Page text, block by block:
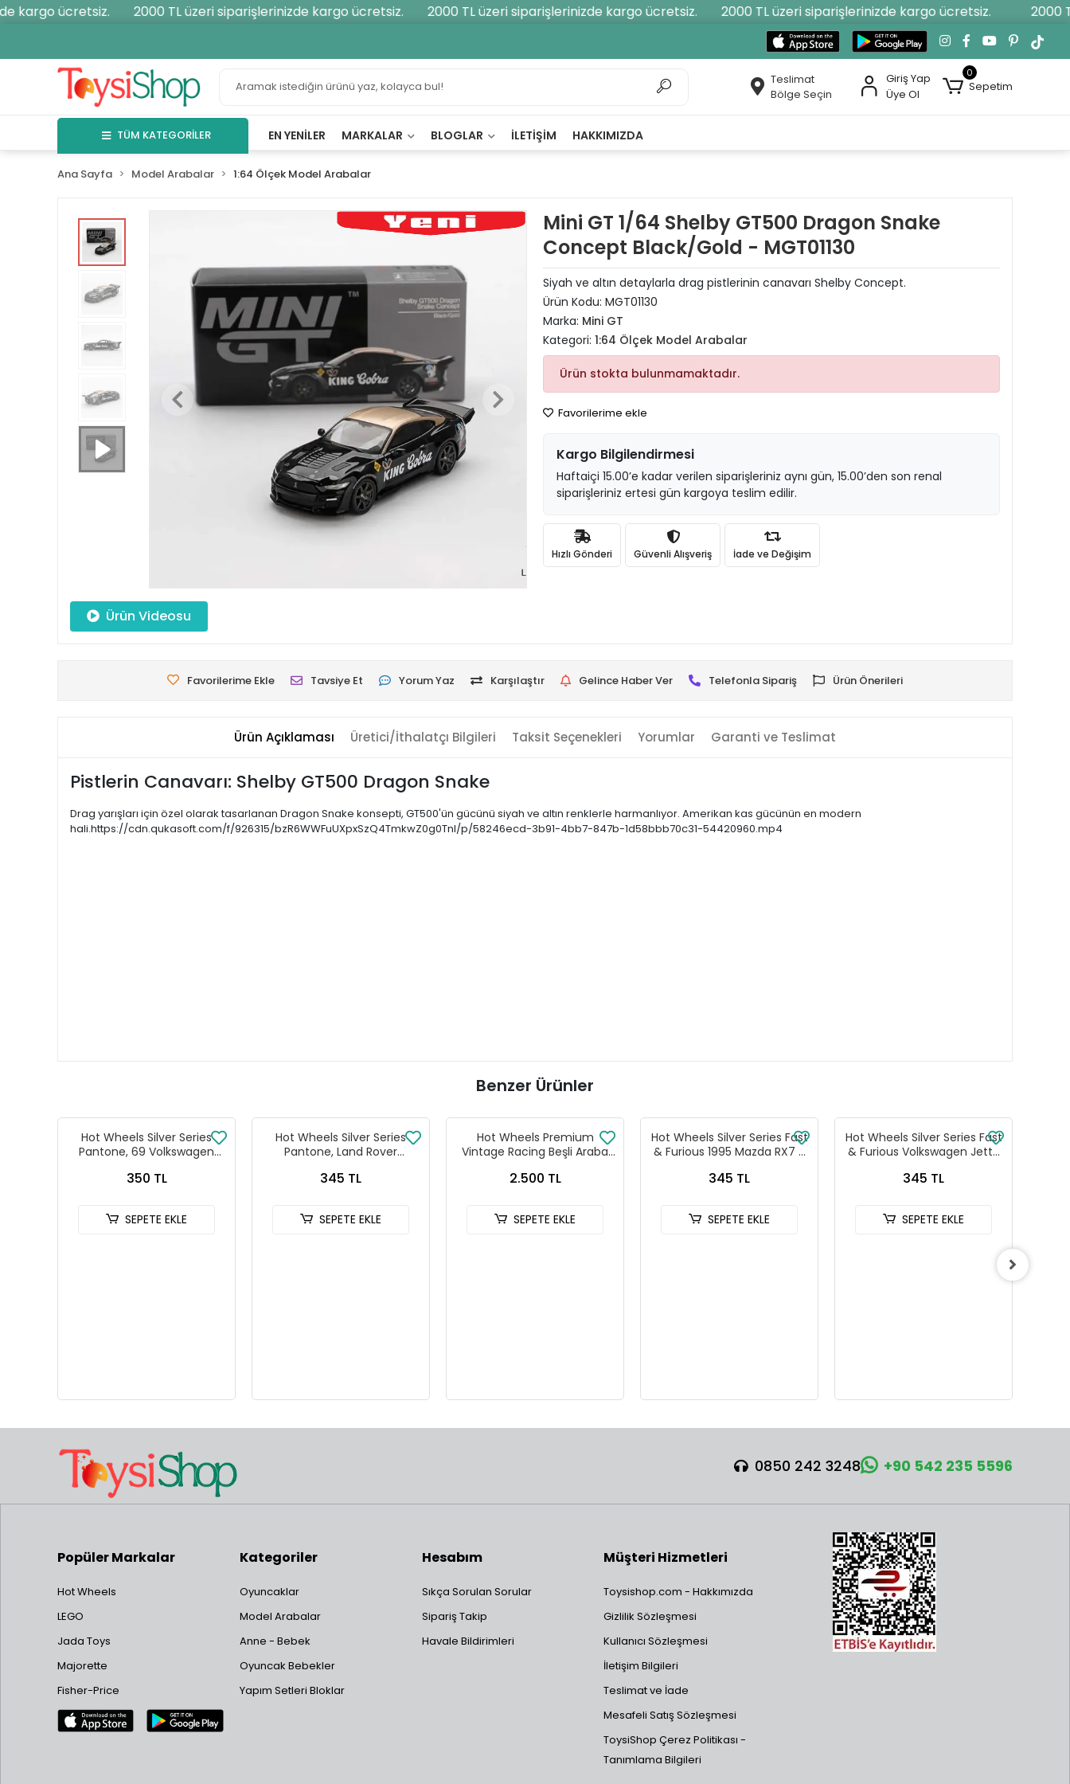
kargo ücretsiz. 2000 TL üzeri siparişlerinizde kargo ücretsiz. 2000 TL üzeri siparişlerinizde kargo ücretsiz. 2000 TL üzeri siparişlerinizde kargo ücretsiz. 2000
Teslimat
Bölge Seçin
Giriş Yap
Üye Ol
0
Sepetim
TÜM KATEGORİLER EN YENILER MARKALAR BLOGLAR İLETIŞIM HAKKIMIZDA
Ana Sayfa Model Arabalar 1:64 Ölçek Model Arabalar
Ürün Videosu
Mini GT 1/64 Shelby GT500 Dragon Snake
Concept Black/Gold - MGT01130
Siyah ve altın detaylarla drag pistlerinin canavarı Shelby Concept.
Ürün Kodu: MGT01130
Marka: Mini GT
Kategori: 1:64 Ölçek Model Arabalar
Ürün stokta bulunmamaktadır.
Favorilerime ekle
Kargo Bilgilendirmesi
Haftaiçi 15.00’e kadar verilen siparişleriniz aynı gün, 15.00’den son renal
siparişleriniz ertesi gün kargoya teslim edilir.
Hızlı Gönderi Güvenli Alışveriş İade ve Değişim
Favorilerime Ekle Tavsiye Et Yorum Yaz Karşılaştır Gelince Haber Ver Telefonla Sipariş Ürün Önerileri
Ürün Açıklaması Üretici/İthalatçı Bilgileri Taksit Seçenekleri Yorumlar Garanti ve Teslimat
Pistlerin Canavarı: Shelby GT500 Dragon Snake
Drag yarışları için özel olarak tasarlanan Dragon Snake konsepti, GT500'ün gücünü siyah ve altın renklerle harmanlıyor. Amerikan kas gücünün en modern
hali.https://cdn.qukasoft.com/f/926315/bzR6WWFuUXpxSzQ4TmkwZ0g0TnI/p/58246ecd-3b91-4bb7-847b-1d58bbb70c31-54420960.mp4
Benzer Ürünler
Hot Wheels Silver Series
Pantone, 69 Volkswagen
350 TL
SEPETE EKLE
Hot Wheels Silver Series
Pantone, Land Rover
345 TL
SEPETE EKLE
Hot Wheels Premium
Vintage Racing Beşli Araba
2.500 TL
SEPETE EKLE
Hot Wheels Silver Series Fast
& Furious 1995 Mazda RX7 -
345 TL
SEPETE EKLE
Hot Wheels Silver Series Fast
& Furious Volkswagen Jetta
345 TL
SEPETE EKLE
0850 242 3248 +90 542 235 5596
Popüler Markalar
Hot Wheels
LEGO
Jada Toys
Majorette
Fisher-Price
Kategoriler
Oyuncaklar
Model Arabalar
Anne - Bebek
Oyuncak Bebekler
Yapım Setleri Bloklar
Hesabım
Sıkça Sorulan Sorular
Sipariş Takip
Havale Bildirimleri
Müşteri Hizmetleri
Toysishop.com - Hakkımızda
Gizlilik Sözleşmesi
Kullanıcı Sözleşmesi
İletişim Bilgileri
Teslimat ve İade
Mesafeli Satış Sözleşmesi
ToysiShop Çerez Politikası -
Tanımlama Bilgileri